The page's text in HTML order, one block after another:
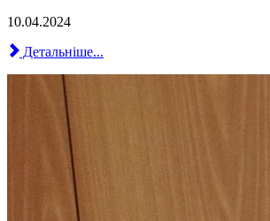
10.04.2024
Детальніше...